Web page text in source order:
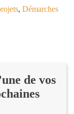
, Démarches
de vos